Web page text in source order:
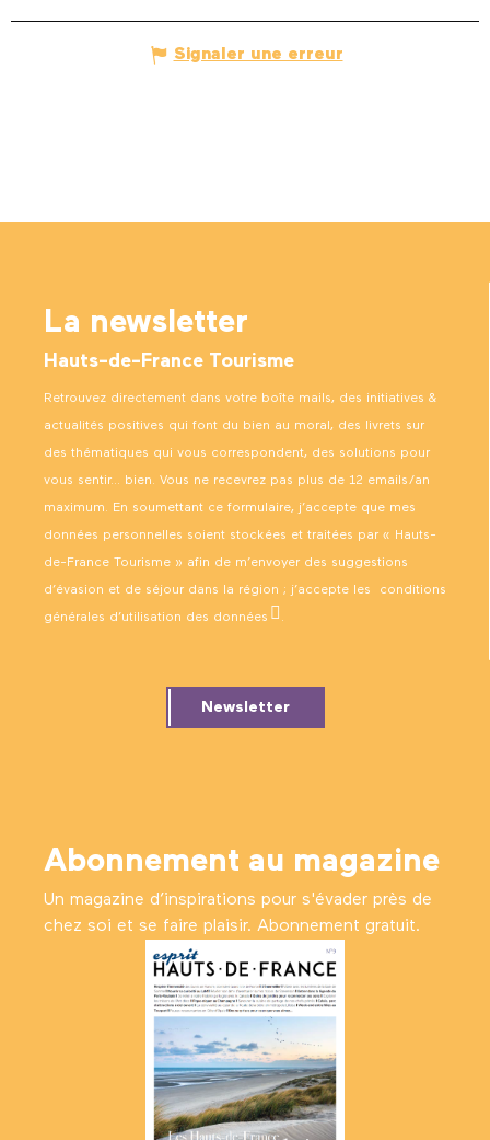
Signaler une erreur
La newsletter
Hauts-de-France Tourisme
Retrouvez directement dans votre boîte mails, des initiatives &
actualités positives qui font du bien au moral, des livrets sur
des thématiques qui vous correspondent, des solutions pour
vous sentir… bien. Vous ne recevrez pas plus de 12 emails/an
maximum. En soumettant ce formulaire, j’accepte que mes
données personnelles soient stockées et traitées par « Hauts-
de-France Tourisme » afin de m’envoyer des suggestions
d’évasion et de séjour dans la région ; j’accepte les conditions
générales d’utilisation des données .
Newsletter
Abonnement au magazine
Un magazine d’inspirations pour s'évader près de
chez soi et se faire plaisir. Abonnement gratuit.